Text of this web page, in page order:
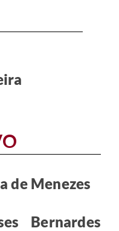
de Menezes
Bernardes